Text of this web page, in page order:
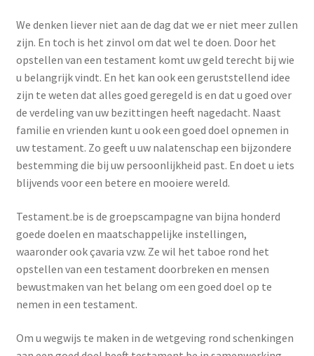
We denken liever niet aan de dag dat we er niet meer zullen
zijn. En toch is het zinvol om dat wel te doen. Door het
opstellen van een testament komt uw geld terecht bij wie
u belangrijk vindt. En het kan ook een geruststellend idee
zijn te weten dat alles goed geregeld is en dat u goed over
de verdeling van uw bezittingen heeft nagedacht. Naast
familie en vrienden kunt u ook een goed doel opnemen in
uw testament. Zo geeft u uw nalatenschap een bijzondere
bestemming die bij uw persoonlijkheid past. En doet u iets
blijvends voor een betere en mooiere wereld.
Testament.be is de groepscampagne van bijna honderd
goede doelen en maatschappelijke instellingen,
waaronder ook çavaria vzw. Ze wil het taboe rond het
opstellen van een testament doorbreken en mensen
bewustmaken van het belang om een goed doel op te
nemen in een testament.
Om u wegwijs te maken in de wetgeving rond schenkingen